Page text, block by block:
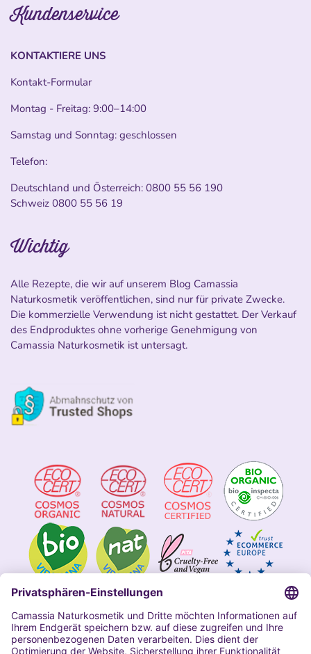
Kundenservice
KONTAKTIERE UNS
Kontakt-Formular
Montag - Freitag: 9:00–14:00
Samstag und Sonntag: geschlossen
Telefon:
Deutschland und Österreich: 0800 55 56 190
Schweiz 0800 55 56 19
Wichtig
Alle Rezepte, die wir auf unserem Blog Camassia
Naturkosmetik veröffentlichen, sind nur für private Zwecke.
Die kommerzielle Verwendung ist nicht gestattet. Der Verkauf
des Endproduktes ohne vorherige Genehmigung von
Camassia Naturkosmetik ist untersagt.
Impressum
Allgemeine Geschäftsbedingungen